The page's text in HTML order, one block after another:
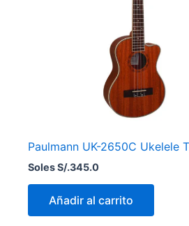
Paulmann UK-2650C Ukelele
Soles S/.345.0
Añadir al carrito